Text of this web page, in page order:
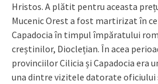
Hristos. A plătit pentru aceasta
Mucenic Orest a fost martirizat în
Capadocia în timpul împăratului
creștinilor, Dioclețian. În acea
provinciilor Cilicia și Capadocia era
una dintre vizitele datorate oficiului